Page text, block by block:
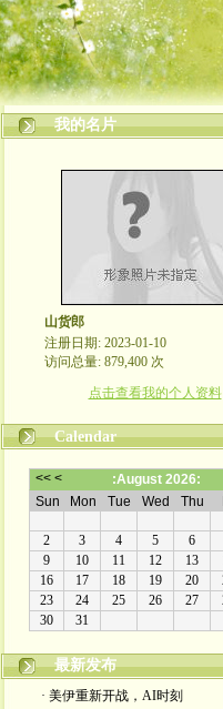
我的名片
山货郎
注册日期: 2023-01-10
访问总量: 879,400 次
点击查看我的个人资料
Calendar
最新发布
· 美伊重新开战，AI时刻